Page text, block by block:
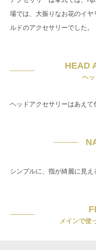
場では、大振りなお花のイ
ルドのアクセサリーでした。
HEAD
ヘ
ヘッドアクセサリーはあえて
シンプルに、指が綺麗に見え
メインで使